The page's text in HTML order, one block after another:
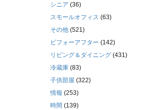
シニア (36)
スモールオフィス (63)
その他 (521)
ビフォーアフター (142)
リビング＆ダイニング (431)
冷蔵庫 (83)
子供部屋 (322)
情報 (253)
時間 (139)